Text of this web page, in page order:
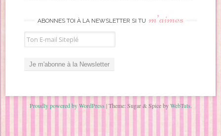
ABONNES TOI À LA NEWSLETTER SI TU m’aimes
Proudly powered by WordPress |Theme: Sugar & Spice byWebTuts.